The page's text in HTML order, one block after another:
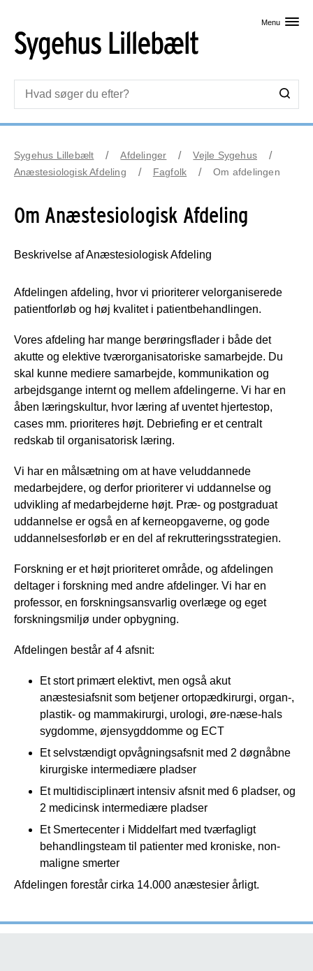
Menu
Sygehus Lillebælt Afdelinger
Vejle Sygehus
Anæstesiologisk Afdeling
Fagfolk Om afdelingen
Om Anæstesiologisk Afdeling
Beskrivelse af Anæstesiologisk Afdeling
Afdelingen afdeling, hvor vi prioriterer velorganiserede
patientforløb og høj kvalitet i patientbehandlingen.
Vores afdeling har mange berøringsflader i både det
akutte og elektive tværorganisatoriske samarbejde. Du
skal kunne mediere samarbejde, kommunikation og
arbejdsgange internt og mellem afdelingerne. Vi har en
åben læringskultur, hvor læring af uventet hjertestop,
cases mm. prioriteres højt. Debriefing er et centralt
redskab til organisatorisk læring.
Vi har en målsætning om at have veluddannede
medarbejdere, og derfor prioriterer vi uddannelse og
udvikling af medarbejderne højt. Præ- og postgraduat
uddannelse er også en af kerneopgaverne, og gode
uddannelsesforløb er en del af rekrutteringsstrategien.
Forskning er et højt prioriteret område, og afdelingen
deltager i forskning med andre afdelinger. Vi har en
professor, en forskningsansvarlig overlæge og eget
forskningsmiljø under opbygning.
Afdelingen består af 4 afsnit:
Et stort primært elektivt, men også akut
anæstesiafsnit som betjener ortopædkirurgi, organ-,
plastik- og mammakirurgi, urologi, øre-næse-hals
sygdomme, øjensygddomme og ECT
Et selvstændigt opvågningsafsnit med 2 døgnåbne
kirurgiske intermediære pladser
Et multidisciplinært intensiv afsnit med 6 pladser, og
2 medicinsk intermediære pladser
Et Smertecenter i Middelfart med tværfagligt
behandlingsteam til patienter med kroniske, non-
maligne smerter
Afdelingen forestår cirka 14.000 anæstesier årligt.